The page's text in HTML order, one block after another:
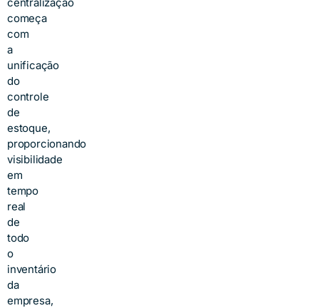
começa
com
a
unificação
do
controle
de
estoque,
proporcionando
visibilidade
em
tempo
real
de
todo
o
inventário
da
empresa,